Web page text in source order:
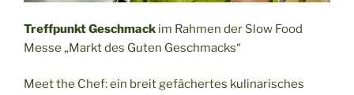
Treffpunkt Geschmack im Rahmen der Slow Food
Messe „Markt des Guten Geschmacks“
Meet the Chef: ein breit gefächertes kulinarisches